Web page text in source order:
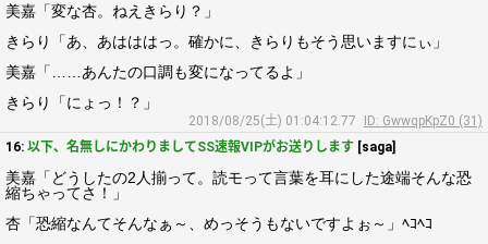
美嘉「変な杏。ねえきらり？」
きらり「あ、あはははっ。確かに、きらりもそう思いますにぃ」
美嘉「……あんたの口調も変になってるよ」
きらり「にょっ！？」
2018/08/25(土) 01:04:12.77
ID: GwwqpKpZ0 (31)
16: 以下、名無しにかわりましてSS速報VIPがお送りします [saga]
美嘉「どうしたの2人揃って。読モって言葉を耳にした途端そんな恐
縮ちゃってさ！」
杏「恐縮なんてそんなぁ～、めっそうもないですよぉ～」ﾍｺﾍｺ